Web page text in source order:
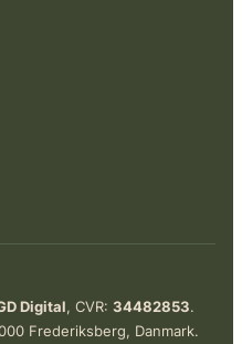
Digital, CVR: 34482853.
Frederiksberg, Danmark.